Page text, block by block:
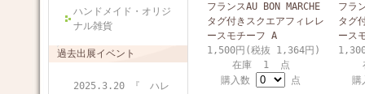
ハンドメイド・オリジ
ナル雑貨
過去出展イベント
2025.3.20 『 ハレ
フランスAU BON MARCHE
タグ付きスクエアフィレレ
ースモチーフ A
1,500円(税抜 1,364円)
在庫 1 点
購入数
点
フラ
タグ
ース